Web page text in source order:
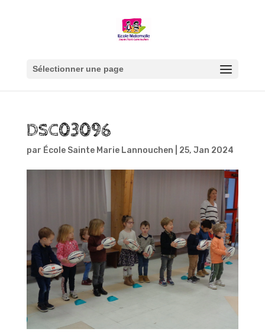
Sélectionner une page
DSC03096
par École Sainte Marie Lannouchen 25, Jan 2024